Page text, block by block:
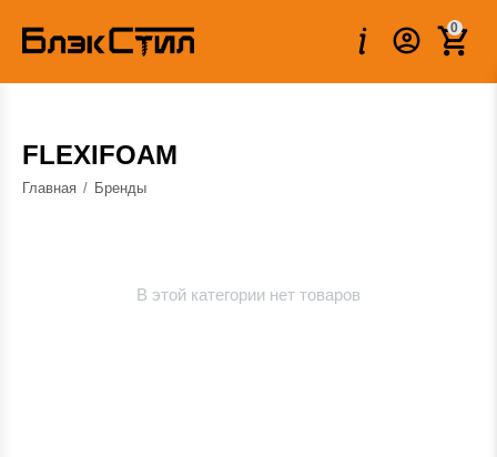
0
FLEXIFOAM
Главная / Бренды
В этой категории нет товаров